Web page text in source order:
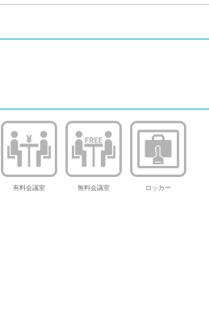
有料会議室 無料会議室 ロッカー